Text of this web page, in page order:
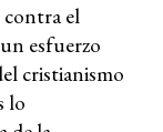
contra el
esfuerzo
cristianismo
lo